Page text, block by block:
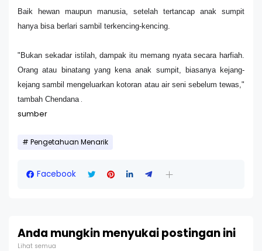
Baik hewan maupun manusia, setelah tertancap anak sumpit
hanya bisa berlari sambil terkencing-kencing.
"Bukan sekadar istilah, dampak itu memang nyata secara harfiah.
Orang atau binatang yang kena anak sumpit, biasanya kejang-
kejang sambil mengeluarkan kotoran atau air seni sebelum tewas,"
tambah Chendana.
sumber
Pengetahuan Menarik
Facebook
Anda mungkin menyukai postingan ini
Lihat semua